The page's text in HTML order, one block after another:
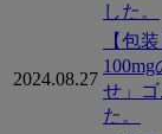
した。
2024.08.27
【包
せ」
た。